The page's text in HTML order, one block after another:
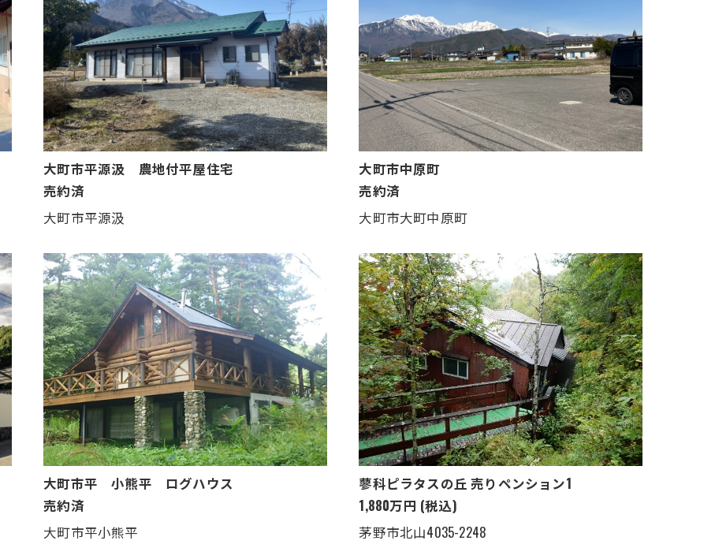
大町市平源汲 農地付平屋住宅
売約済
大町市平源汲
大町市中原町
売約済
大町市大町中原町
大町市平 小熊平 ログハウス
売約済
大町市平小熊平
蓼科ピラタスの丘 売りペンション1
1,880万円 (税込)
茅野市北山4035-2248